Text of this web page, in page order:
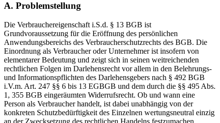
A. Problemstellung
Die Verbrauchereigenschaft i.S.d. § 13 BGB ist
Grundvoraussetzung für die Eröffnung des persönlichen
Anwendungsbereichs des Verbraucherschutzrechts des BGB. Die
Einordnung als Verbraucher oder Unternehmer ist insofern von
elementarer Bedeutung und zeigt sich in seinen weitreichenden
rechtlichen Folgen im Darlehensrecht vor allem in den Belehrungs-
und Informationspflichten des Darlehensgebers nach § 492 BGB
i.V.m. Art. 247 §§ 6 bis 13 EGBGB und dem durch die §§ 495 Abs.
1, 355 BGB eingeräumten Widerrufsrecht. Ob und wann eine
Person als Verbraucher handelt, ist dabei unabhängig von der
konkreten Schutzbedürftigkeit des Einzelnen wertungsneutral einzig
an der Zwecksetzung des rechtlichen Handelns festzumachen